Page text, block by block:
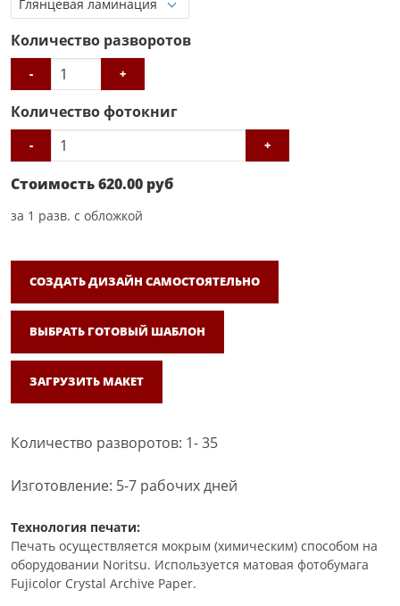
Количество разворотов
- +
Количество фотокниг
- +
Стоимость620.00 руб
за 1 разв. с обложкой
СОЗДАТЬ ДИЗАЙН САМОСТОЯТЕЛЬНО
ВЫБРАТЬ ГОТОВЫЙ ШАБЛОН
ЗАГРУЗИТЬ МАКЕТ
Количество разворотов: 1- 35
Изготовление: 5-7 рабочих дней
Технология печати:
Печать осуществляется мокрым (химическим) способом на
оборудовании Noritsu. Используется матовая фотобумага
Fujicolor Crystal Archive Paper.